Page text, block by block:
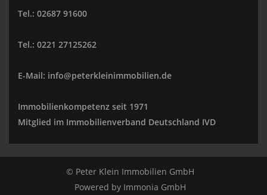
Tel.: 02687 91600
Tel.: 0221 27125262
E-Mail: info@peterkleinimmobilien.de
Immobilienkompetenz seit 1971
Mitglied im Immobilienverband Deutschland IVD
© Peter Klein Immobilien GmbH
Powered by Immonia GmbH